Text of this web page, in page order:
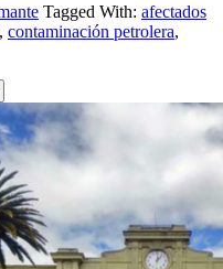
Tagged With: afectados
, contaminación petrolera,